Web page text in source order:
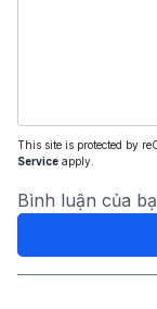
This site is protected by
Service apply.
Bình luận của